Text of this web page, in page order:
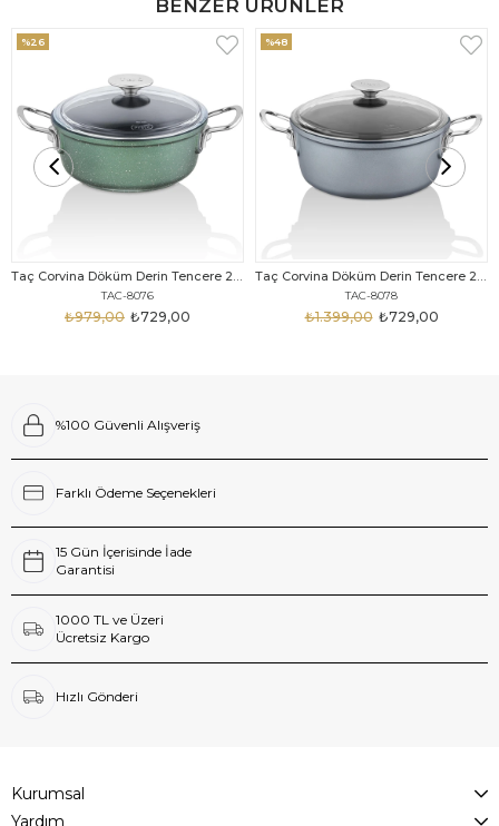
BENZER ÜRÜNLER
Taç Corvina Döküm Derin Tencere 20 Cm Haki
TAC-8076
₺729,00
₺979,00
%26
Taç Corvina Döküm Derin Tencere 20 Cm Gri
TAC-8078
₺729,00
₺1.399,00
%48
%100 Güvenli Alışveriş
Farklı Ödeme Seçenekleri
15 Gün İçerisinde İade
Garantisi
1000 TL ve Üzeri
Ücretsiz Kargo
Hızlı Gönderi
Kurumsal
Yardım